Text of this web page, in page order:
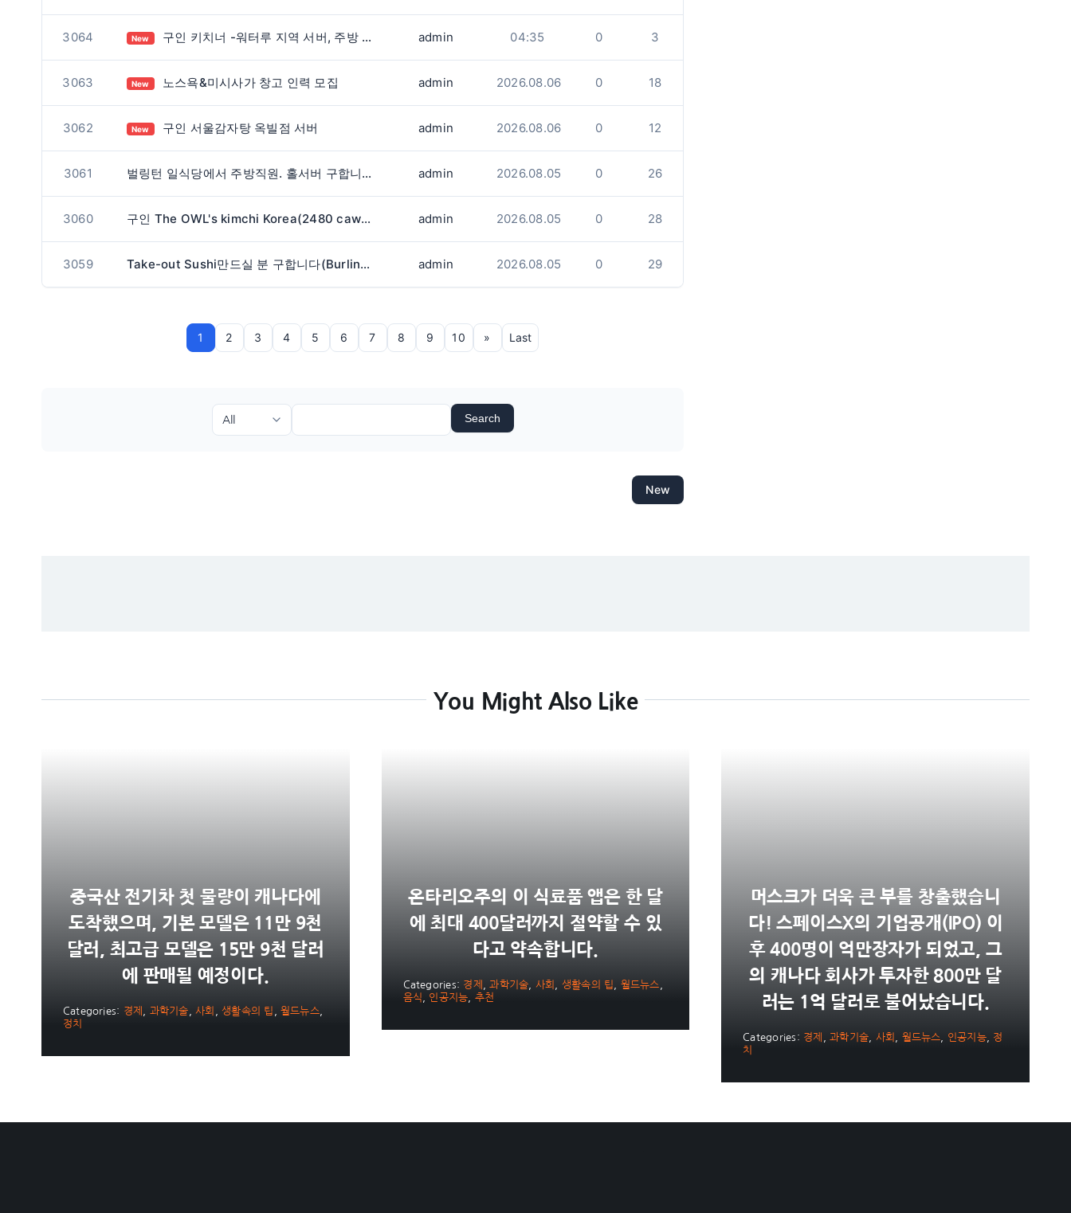
3064 New 구인 키치너 -워터루 지역 서버, 주방 구인합니다. admin 04:35 0 3
3063 New 노스욕&미시사가 창고 인력 모집 admin 2026.08.06 0 18
3062 New 구인 서울감자탕 옥빌점 서버 admin 2026.08.06 0 12
3061 벌링턴 일식당에서 주방직원. 홀서버 구합니다. admin 2026.08.05 0 26
3060 구인 The OWL's kimchi Korea(2480 cawthra rd)에서 함께 근무하실 풀타임 생산직원 구인합니다. admin 2026.08.05 0 28
3059 Take-out Sushi만드실 분 구합니다(Burlington) admin 2026.08.05 0 29
1 2 3 4 5 6 7 8 9 10 » Last
Search
New
You Might Also Like
중국산 전기차 첫 물량이 캐나다에
도착했으며, 기본 모델은 11만 9천
달러, 최고급 모델은 15만 9천 달러
에 판매될 예정이다.
Categories: 경제 과학기술 ,사회 ,생활속의 팁 ,월드뉴스,
정치
온타리오주의 이 식료품 앱은 한 달
에 최대 400달러까지 절약할 수 있
다고 약속합니다.
Categories: 경제 ,과학기술 사회 생활속의 팁 월드뉴스
음식
인공지능 추천
머스크가 더욱 큰 부를 창출했습니
다! 스페이스X의 기업공개(IPO) 이
후 400명이 억만장자가 되었고, 그
의 캐나다 회사가 투자한 800만 달
러는 1억 달러로 불어났습니다.
Categories: 경제 ,과학기술 사회 월드뉴스 인공지능, 정
치